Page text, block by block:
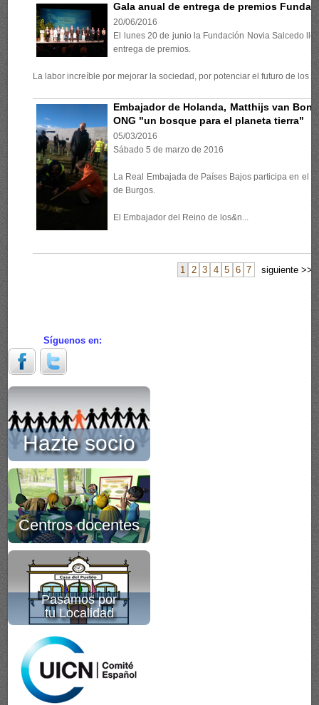
Gala anual de entrega de premios
20/06/2016
El lunes 20 de junio la Fundación Novia Salcedo
entrega de premios.
La labor increíble por mejorar la sociedad, por potenciar el futuro de los
Embajador de Holanda, Matthijs van
ONG "un bosque para el planeta tierra"
05/03/2016
Sábado 5 de marzo de 2016
La Real Embajada de Países Bajos participa en el
de Burgos.
El Embajador del Reino de los&n...
1 2 3 4 5 6 7 siguiente >>
Síguenos en:
Hazte socio
Centros docentes
Pasamos por
tu Localidad